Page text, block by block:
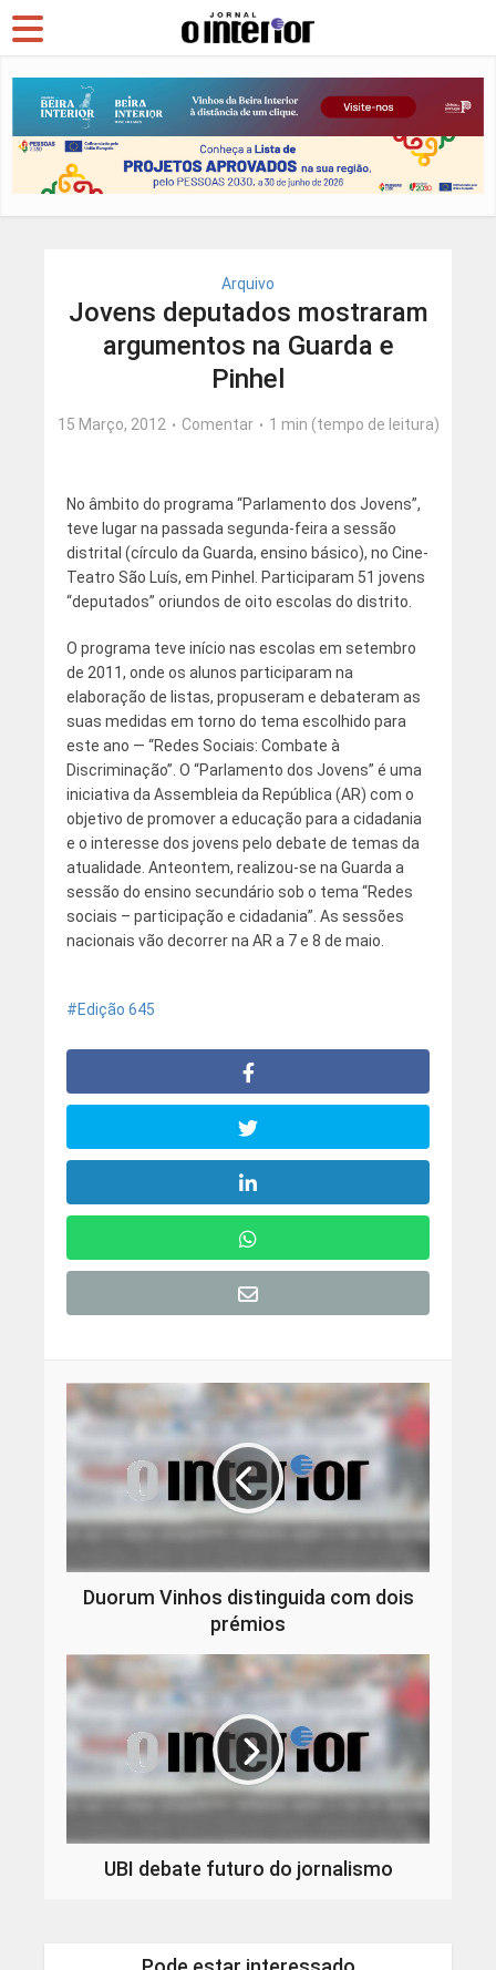
Arquivo
Jovens deputados mostraram
argumentos na Guarda e
Pinhel
15 Março, 2012 Comentar 1 min (tempo de leitura)
No âmbito do programa “Parlamento dos Jovens”,
teve lugar na passada segunda-feira a sessão
distrital (círculo da Guarda, ensino básico), no Cine-
Teatro São Luís, em Pinhel. Participaram 51 jovens
“deputados” oriundos de oito escolas do distrito.
O programa teve início nas escolas em setembro
de 2011, onde os alunos participaram na
elaboração de listas, propuseram e debateram as
suas medidas em torno do tema escolhido para
este ano — “Redes Sociais: Combate à
Discriminação”. O “Parlamento dos Jovens” é uma
iniciativa da Assembleia da República (AR) com o
objetivo de promover a educação para a cidadania
e o interesse dos jovens pelo debate de temas da
atualidade. Anteontem, realizou-se na Guarda a
sessão do ensino secundário sob o tema “Redes
sociais – participação e cidadania”. As sessões
nacionais vão decorrer na AR a 7 e 8 de maio.
Edição 645
Duorum Vinhos distinguida com dois
prémios
UBI debate futuro do jornalismo